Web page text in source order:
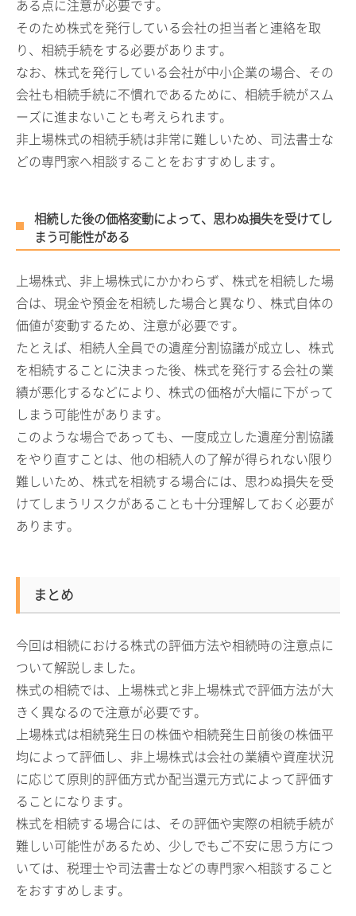
ある点に注意が必要です。
そのため株式を発行している会社の担当者と連絡を取
り、相続手続をする必要があります。
なお、株式を発行している会社が中小企業の場合、その
会社も相続手続に不慣れであるために、相続手続がスム
ーズに進まないことも考えられます。
非上場株式の相続手続は非常に難しいため、司法書士な
どの専門家へ相談することをおすすめします。
相続した後の価格変動によって、思わぬ損失を受けてし
まう可能性がある
上場株式、非上場株式にかかわらず、株式を相続した場
合は、現金や預金を相続した場合と異なり、株式自体の
価値が変動するため、注意が必要です。
たとえば、相続人全員での遺産分割協議が成立し、株式
を相続することに決まった後、株式を発行する会社の業
績が悪化するなどにより、株式の価格が大幅に下がって
しまう可能性があります。
このような場合であっても、一度成立した遺産分割協議
をやり直すことは、他の相続人の了解が得られない限り
難しいため、株式を相続する場合には、思わぬ損失を受
けてしまうリスクがあることも十分理解しておく必要が
あります。
まとめ
今回は相続における株式の評価方法や相続時の注意点に
ついて解説しました。
株式の相続では、上場株式と非上場株式で評価方法が大
きく異なるので注意が必要です。
上場株式は相続発生日の株価や相続発生日前後の株価平
均によって評価し、非上場株式は会社の業績や資産状況
に応じて原則的評価方式か配当還元方式によって評価す
ることになります。
株式を相続する場合には、その評価や実際の相続手続が
難しい可能性があるため、少しでもご不安に思う方につ
いては、税理士や司法書士などの専門家へ相談すること
をおすすめします。